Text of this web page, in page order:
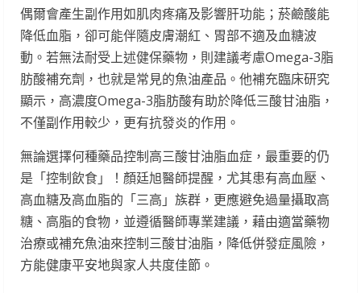
偶爾會產生副作用如肌肉疼痛及影響肝功能；菸鹼酸能
降低血脂，卻可能伴隨皮膚潮紅、胃部不適及血糖波
動。若無法耐受上述健保藥物，則建議考慮Omega-3脂
肪酸補充劑，也就是常見的魚油產品。他補充臨床研究
顯示，高濃度Omega-3脂肪酸有助於降低三酸甘油脂，
不僅副作用較少，更有抗發炎的作用。
無論選擇何種藥品控制高三酸甘油脂血症，最重要的仍
是「控制飲食」！顏廷旭醫師提醒，尤其患有高血壓、
高血糖及高血脂的「三高」族群，更應避免過量攝取高
糖、高脂的食物，並遵循醫師專業建議，藉由適當藥物
治療或補充魚油來控制三酸甘油脂，降低併發症風險，
方能健康平安地與家人共度佳節。